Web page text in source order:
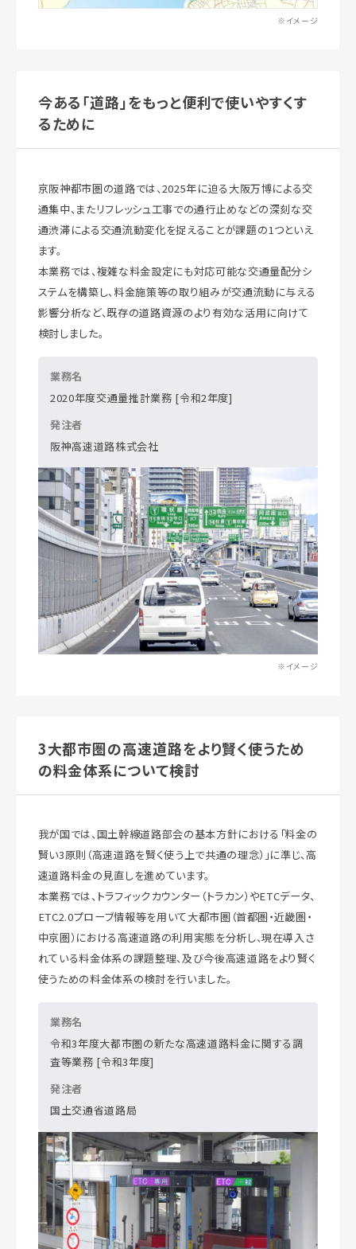
※イメージ
今ある「道路」をもっと便利で使いやすくす
るために
京阪神都市圏の道路では、2025年に迫る大阪万博による交
通集中、またリフレッシュ工事での通行止めなどの深刻な交
通渋滞による交通流動変化を捉えることが課題の1つといえ
ます。
本業務では、複雑な料金設定にも対応可能な交通量配分シ
ステムを構築し、料金施策等の取り組みが交通流動に与える
影響分析など、既存の道路資源のより有効な活用に向けて
検討しました。
業務名
2020年度交通量推計業務 [令和2年度]
発注者
阪神高速道路株式会社
※イメージ
3大都市圏の高速道路をより賢く使うため
の料金体系について検討
我が国では、国土幹線道路部会の基本方針における「料金の
賢い3原則（高速道路を賢く使う上で共通の理念）」に準じ、高
速道路料金の見直しを進めています。
本業務では、トラフィックカウンター（トラカン）やETCデータ、
ETC2.0プローブ情報等を用いて大都市圏（首都圏・近畿圏・
中京圏）における高速道路の利用実態を分析し、現在導入さ
れている料金体系の課題整理、及び今後高速道路をより賢く
使うための料金体系の検討を行いました。
業務名
令和3年度大都市圏の新たな高速道路料金に関する調
査等業務 [令和3年度]
発注者
国土交通省道路局